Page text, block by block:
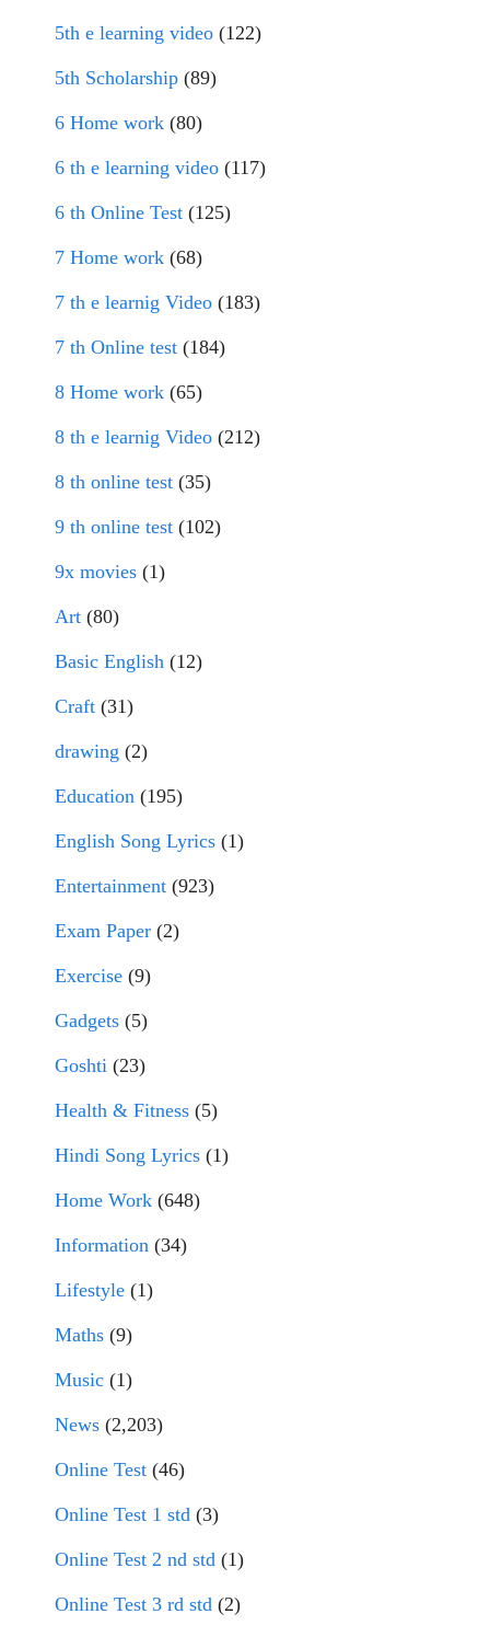
5th e learning video (122)
5th Scholarship (89)
6 Home work (80)
6 th e learning video (117)
6 th Online Test (125)
7 Home work (68)
7 th e learnig Video (183)
7 th Online test (184)
8 Home work (65)
8 th e learnig Video (212)
8 th online test (35)
9 th online test (102)
9x movies (1)
Art (80)
Basic English (12)
Craft (31)
drawing (2)
Education (195)
English Song Lyrics (1)
Entertainment (923)
Exam Paper (2)
Exercise (9)
Gadgets (5)
Goshti (23)
Health & Fitness (5)
Hindi Song Lyrics (1)
Home Work (648)
Information (34)
Lifestyle (1)
Maths (9)
Music (1)
News (2,203)
Online Test (46)
Online Test 1 std (3)
Online Test 2 nd std (1)
Online Test 3 rd std (2)